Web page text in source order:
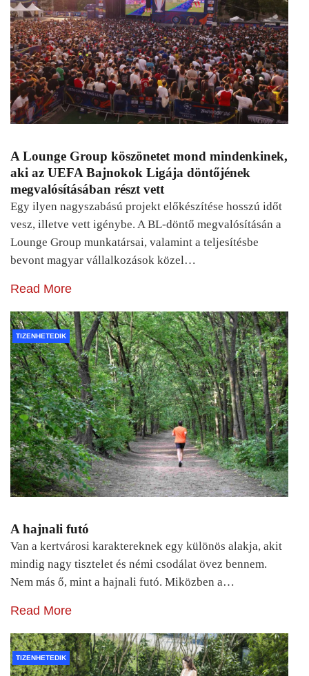
A Lounge Group köszönetet mond mindenkinek,
aki az UEFA Bajnokok Ligája döntőjének
megvalósításában részt vett
Egy ilyen nagyszabású projekt előkészítése hosszú időt
vesz, illetve vett igénybe. A BL-döntő megvalósításán a
Lounge Group munkatársai, valamint a teljesítésbe
bevont magyar vállalkozások közel…
Read More
TIZENHETEDIK
A hajnali futó
Van a kertvárosi karaktereknek egy különös alakja, akit
mindig nagy tisztelet és némi csodálat övez bennem.
Nem más ő, mint a hajnali futó. Miközben a…
Read More
TIZENHETEDIK